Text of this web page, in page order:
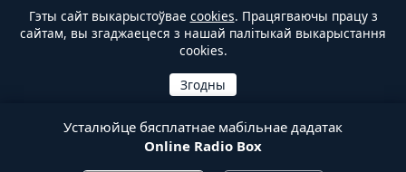
Гэты сайт выкарыстоўвае cookies. Працягваючы працу з
сайтам, вы згаджаецеся з нашай палітыкай выкарыстання
cookies.
Усталюйце бясплатнае мабільнае дадатак
Online Radio Box